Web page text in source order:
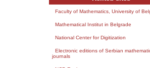
Faculty of Mathematics, University of
Mathematical Institut in Belgrade
National Center for Digitization
Electronic editions of Serbian
journals